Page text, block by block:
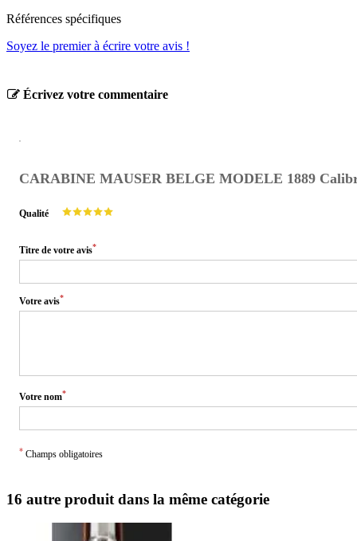
Références spécifiques
Soyez le premier à écrire votre avis !
Écrivez votre commentaire
CARABINE MAUSER BELGE MODELE 1889
Qualité
Titre de votre avis*
Votre avis*
Votre nom*
* Champs obligatoires
16 autre produit dans la même catégorie